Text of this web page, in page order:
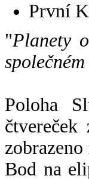
První
"Planety
Poloha
Bod na